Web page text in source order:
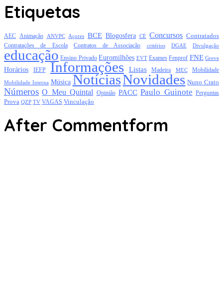
Etiquetas
AEC Animação ANVPC Açores BCE Blogosfera CE Concursos Contratados
Contratações de Escola Contratos de Associação critérios DGAE Divulgação
educação Ensino Privado Euromilhões EVT Exames Fenprof FNE Greve
Horários IEFP Informações Listas Madeira MEC Mobilidade
Mobilidade Interna Música NotíciasNovidades Nuno Crato
Números O Meu Quintal Opinião PACC Paulo Guinote Perguntas
Prova QZP TV VAGAS Vinculação
After Commentform